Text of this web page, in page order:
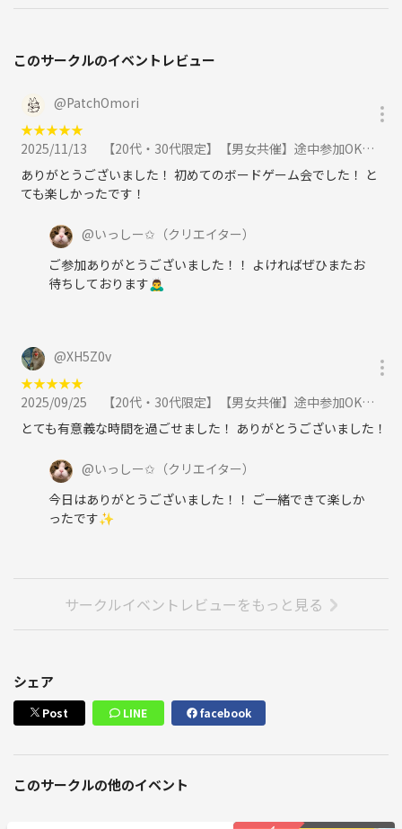
このサークルのイベントレビュー
@PatchOmori
★★★★★
2025/11/13
【20代・30代限定】【男女共催】途中参加OK🙆‍♀️初心者向けボードゲーム会@秋葉原のボドゲカフェに参加
ありがとうございました！ 初めてのボードゲーム会でした！ と
ても楽しかったです！
@いっしー✩ （クリエイター）
ご参加ありがとうございました！！ よければぜひまたお
待ちしております🙇‍♂️
@XH5Z0v
★★★★★
2025/09/25
【20代・30代限定】【男女共催】途中参加OK🙆‍♀️初心者向けボードゲーム会@秋葉原のボドゲカフェに参加
とても有意義な時間を過ごせました！ ありがとうございました！
@いっしー✩ （クリエイター）
今日はありがとうございました！！ ご一緒できて楽しか
ったです✨️
サークルイベントレビューをもっと見る
シェア
Post LINE facebook
このサークルの他のイベント